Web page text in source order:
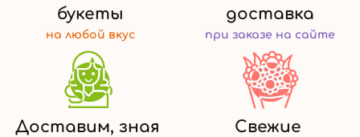
букеты
на любой вкус
доставка
при заказе на сайте
Доставим, зная
Свежие